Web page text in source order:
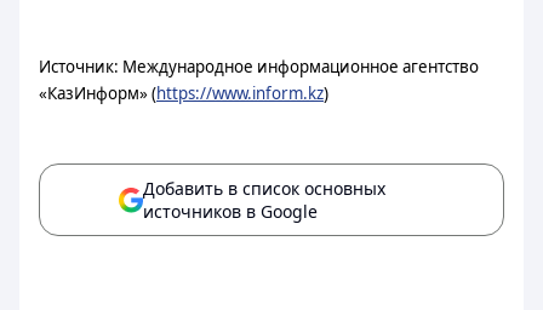
Источник: Международное информационное агентство
«КазИнформ» (https://www.inform.kz)
Добавить в список основных
источников в Google